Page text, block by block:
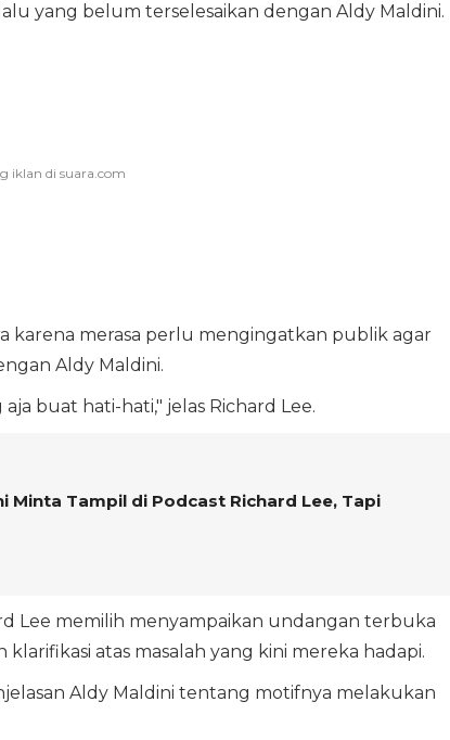
yang belum terselesaikan dengan Aldy Maldini.
karena merasa perlu mengingatkan publik agar
Aldy Maldini.
buat hati-hati," jelas Richard Lee.
Minta Tampil di Podcast Richard Lee, Tapi
Lee memilih menyampaikan undangan terbuka
atas masalah yang kini mereka hadapi.
Aldy Maldini tentang motifnya melakukan